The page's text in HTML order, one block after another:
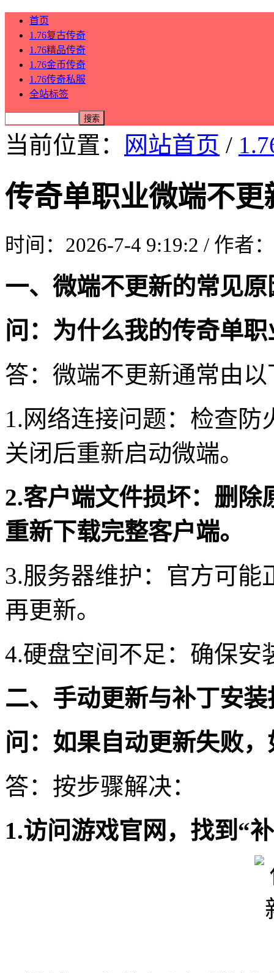
首页
1.76复古传奇
1.76精品传奇
1.76金币传奇
1.76传奇私服
全站标签
当前位置： 网站首页 /
传奇单职业微端不
时间：2026-7-4 9:19:2 / 作者
一、微端不更新的常见
问：为什么我的传奇单
答：微端不更新通常由
1.网络连接问题：检查
关闭后重新启动微端。
2.客户端文件损坏：删除
重新下载完整客户端。
3.服务器维护：官方可
再更新。
4.硬盘空间不足：确保安
二、手动更新与补丁安装
问：如果自动更新失败
答：按步骤解决：
1.访问游戏官网，找到“